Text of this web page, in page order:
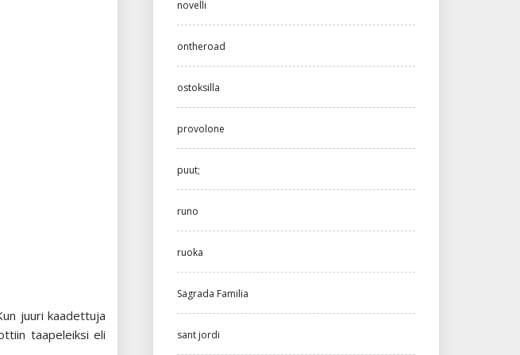
novelli
ontheroad
ostoksilla
provolone
puut;
runo
ruoka
Sagrada Familia
sant jordi